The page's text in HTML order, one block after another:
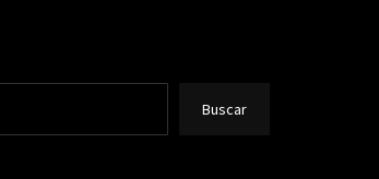
Buscar